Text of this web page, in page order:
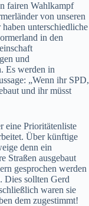
fairen Wahlkampf
von unseren
unterschiedliche
in den
und
Es werden in
„Wenn ihr SPD,
und ihr müsst
eine Prioritätenliste
Über künftige
denn ein
Straßen ausgebaut
gesprochen werden
Dies sollten Gerd
waren sie
dem zugestimmt!